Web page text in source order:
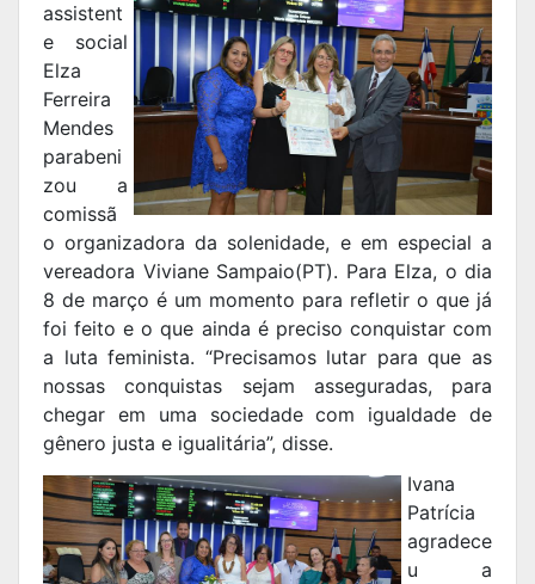
assistent
e social
Elza
Ferreira
Mendes
parabeni
zou a
comissã
o organizadora da solenidade, e em especial a
vereadora Viviane Sampaio(PT). Para Elza, o dia
8 de março é um momento para refletir o que já
foi feito e o que ainda é preciso conquistar com
a luta feminista. “Precisamos lutar para que as
nossas conquistas sejam asseguradas, para
chegar em uma sociedade com igualdade de
gênero justa e igualitária”, disse.
Ivana
Patrícia
agradece
u a